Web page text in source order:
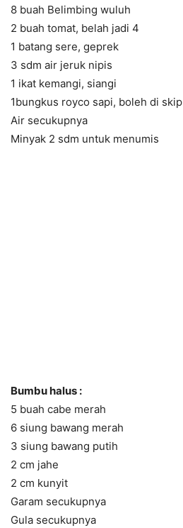
8 buah Belimbing wuluh
2 buah tomat, belah jadi 4
1 batang sere, geprek
3 sdm air jeruk nipis
1 ikat kemangi, siangi
1bungkus royco sapi, boleh di skip
Air secukupnya
Minyak 2 sdm untuk menumis
Bumbu halus :
5 buah cabe merah
6 siung bawang merah
3 siung bawang putih
2 cm jahe
2 cm kunyit
Garam secukupnya
Gula secukupnya